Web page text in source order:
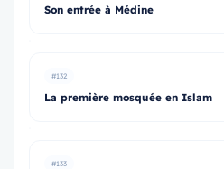
Son entrée à Médine
#132
La première mosquée en Islam
#133